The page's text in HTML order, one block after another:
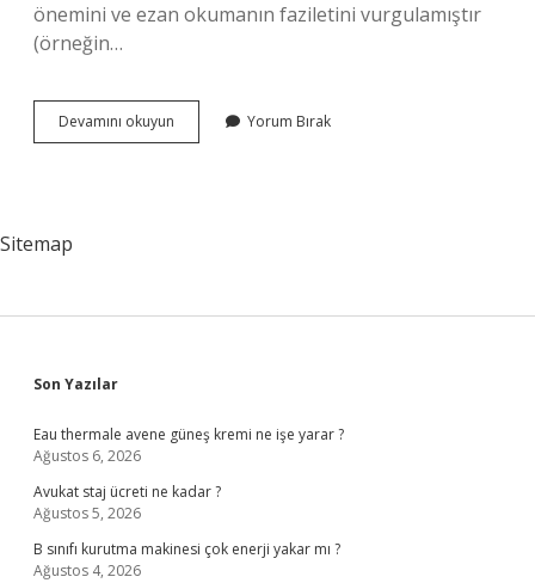
önemini ve ezan okumanın faziletini vurgulamıştır
(örneğin…
Devamını okuyun Müezzin
Şart
Yorum Bırak
Sitemap
Sidebar
Son Yazılar
Eau thermale avene güneş kremi ne işe yarar ?
Ağustos 6, 2026
Avukat staj ücreti ne kadar ?
Ağustos 5, 2026
B sınıfı kurutma makinesi çok enerji yakar mı ?
Ağustos 4, 2026